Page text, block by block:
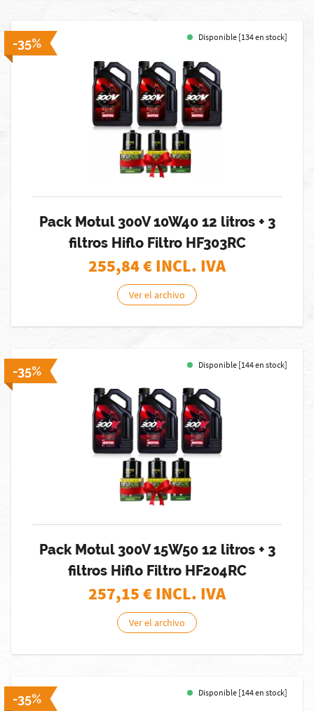
-35% Disponible [134 en stock]
Pack Motul 300V 10W40 12 litros + 3
filtros Hiflo Filtro HF303RC
255,84€ INCL. IVA
Ver el archivo
-35% Disponible [144 en stock]
Pack Motul 300V 15W50 12 litros + 3
filtros Hiflo Filtro HF204RC
257,15€ INCL. IVA
Ver el archivo
-35% Disponible [144 en stock]